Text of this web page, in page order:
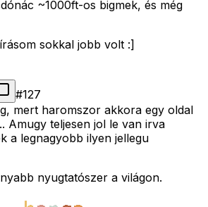
~1000ft-os bigmek, és még
sokkal jobb volt :]
#127
mert haromszor akkora egy oldal
Amugy teljesen jol le van irva
a legnagyobb ilyen jellegu
nyugtatószer a világon.